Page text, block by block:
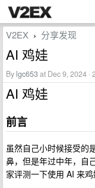
V2EX › 分享发现
AI 鸡娃
By lgc653at Dec 9, 2024 ·
AI 鸡娃
前言
虽然自己小时候接受的
鼻，但是年过中年，自
家评测一下使用 AI 来